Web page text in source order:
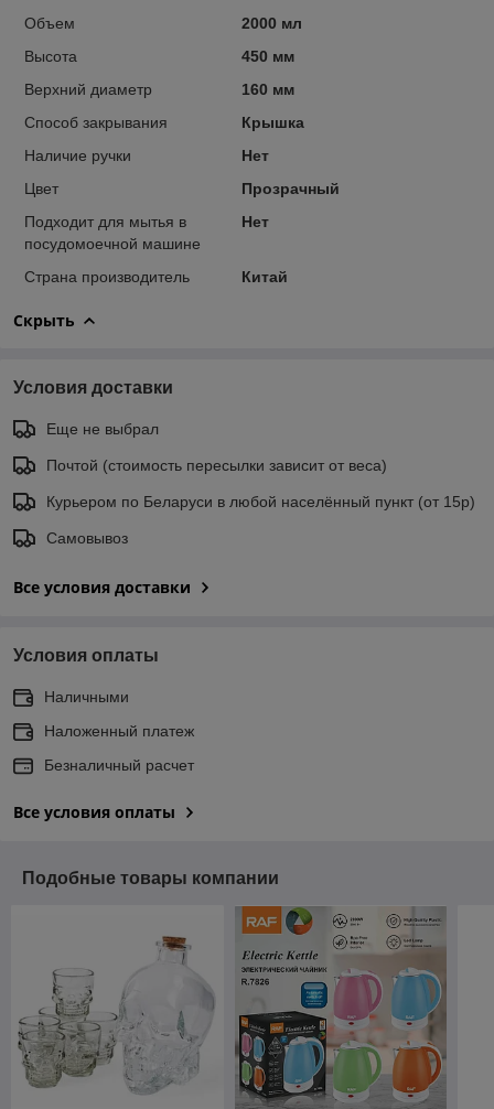
Объем
2000 мл
Высота
450 мм
Верхний диаметр
160 мм
Способ закрывания
Крышка
Наличие ручки
Нет
Цвет
Прозрачный
Подходит для мытья в
посудомоечной машине
Нет
Страна производитель Китай
Скрыть
Условия доставки
Еще не выбрал
Почтой (стоимость пересылки зависит от веса)
Курьером по Беларуси в любой населённый пункт (от 15р)
Самовывоз
Все условия доставки
Условия оплаты
Наличными
Наложенный платеж
Безналичный расчет
Все условия оплаты
Подобные товары компании